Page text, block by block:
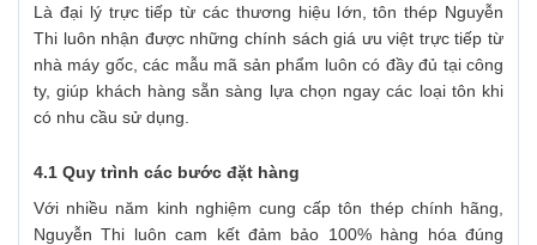
Là đại lý trực tiếp từ các thương hiệu lớn, tôn thép Nguyễn
Thi luôn nhận được những chính sách giá ưu việt trực tiếp từ
nhà máy gốc, các mẫu mã sản phẩm luôn có đầy đủ tại công
ty, giúp khách hàng sẵn sàng lựa chọn ngay các loại tôn khi
có nhu cầu sử dụng.
4.1 Quy trình các bước đặt hàng
Với nhiều năm kinh nghiệm cung cấp tôn thép chính hãng,
Nguyễn Thi luôn cam kết đảm bảo 100% hàng hóa đúng